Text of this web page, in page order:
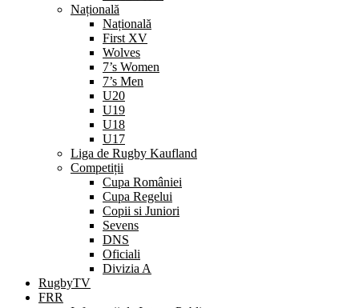
Națională
Națională
First XV
Wolves
7’s Women
7’s Men
U20
U19
U18
U17
Liga de Rugby Kaufland
Competiții
Cupa României
Cupa Regelui
Copii si Juniori
Sevens
DNS
Oficiali
Divizia A
RugbyTV
FRR